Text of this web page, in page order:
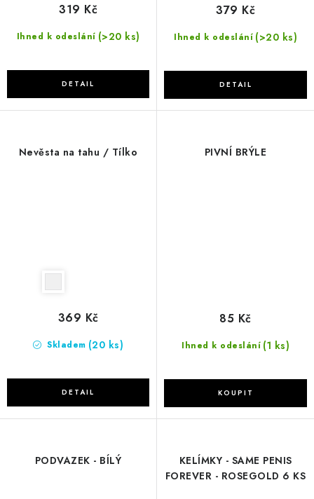
Ihned k odeslání (>20 ks)
319 Kč
Ihned k odeslání (>20 ks)
379 Kč
Nevěsta na tahu / Tílko
Skladem (20 ks)
369 Kč
PIVNÍ BRÝLE
Ihned k odeslání (1 ks)
85 Kč
PODVAZEK - BÍLÝ
KELÍMKY - SAME PENIS
FOREVER - ROSEGOLD 6 KS